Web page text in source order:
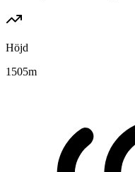
Höjd
1505m